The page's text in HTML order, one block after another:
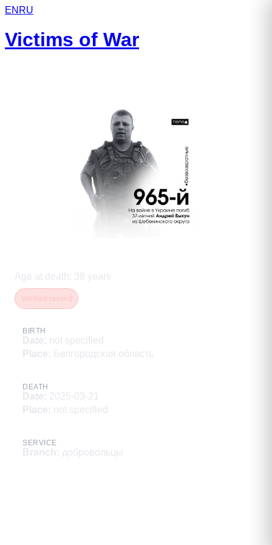
EN RU
Victims of War
Age at death : 38 years
BIRTH
Date: not specified
Place: Белгородская область
DEATH
Date: 2025-03-21
Place: not specified
SERVICE
Branch : добровольцы